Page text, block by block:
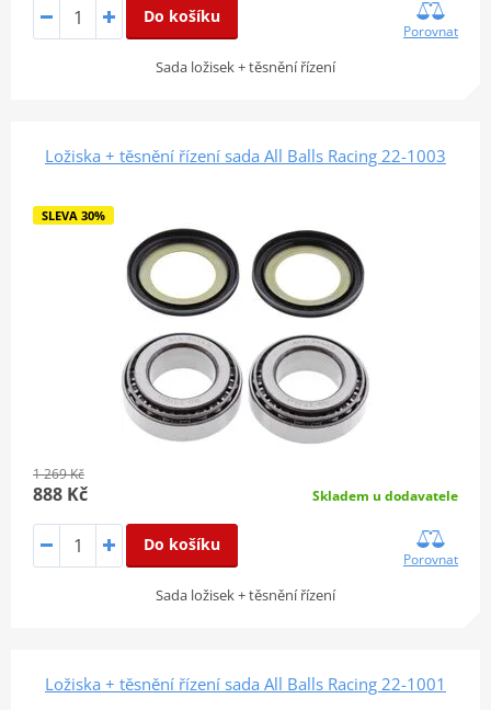
Do košíku
Porovnat
Sada ložisek + těsnění řízení
Ložiska + těsnění řízení sada All Balls Racing 22-1003
SLEVA 30%
1 269 Kč
888 Kč Skladem u dodavatele
Do košíku
Porovnat
Sada ložisek + těsnění řízení
Ložiska + těsnění řízení sada All Balls Racing 22-1001